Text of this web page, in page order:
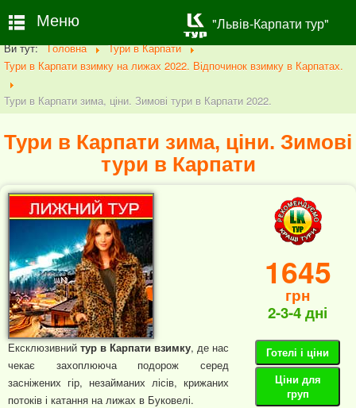
Ви тут: Головна
Тури в Карпати
Тури в Карпати взимку на лижах 2022. Відпочинок взимку в Карпатах.
Тури в Карпати зима, ціни. Зимові тури в Карпати 2022.
Тури в Карпати зима, ціни. Зимові
тури в Карпати
Ексклюзивнийтур в Карпати взимку, де нас
чекає захоплююча подорож серед
засніжених гір, незайманих лісів, крижаних
потоків і катання на лижах в Буковелі.
1645
грн
2-3-4 дні
Готелі і ціни
Ціни для
груп
Меню "Львів-Карпати тур"